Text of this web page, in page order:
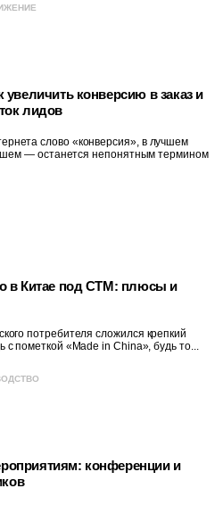
конверсию в заказ и
лидов
слово «конверсия», в лучшем
— останется непонятным термином
в Китае под СТМ: плюсы и
потребителя сложился крепкий
пометкой «Made in China», будь то...
конференции и